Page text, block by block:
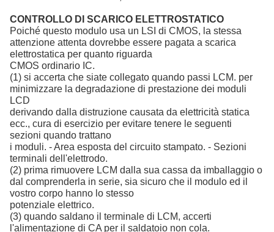
CONTROLLO DI SCARICO ELETTROSTATICO
Poiché questo modulo usa un LSI di CMOS, la stessa
attenzione attenta dovrebbe essere pagata a scarica
elettrostatica per quanto riguarda
CMOS ordinario IC.
(1) si accerta che siate collegato quando passi LCM. per
minimizzare la degradazione di prestazione dei moduli
LCD
derivando dalla distruzione causata da elettricità statica
ecc., cura di esercizio per evitare tenere le seguenti
sezioni quando trattano
i moduli. - Area esposta del circuito stampato. - Sezioni
terminali dell'elettrodo.
(2) prima rimuovere LCM dalla sua cassa da imballaggio o
dal comprenderla in serie, sia sicuro che il modulo ed il
vostro corpo hanno lo stesso
potenziale elettrico.
(3) quando saldano il terminale di LCM, accerti
l'alimentazione di CA per il saldatoio non cola.